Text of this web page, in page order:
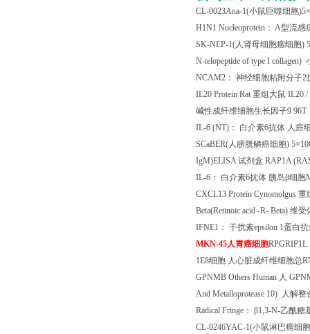
CL-0023Ana-1(小鼠巨噬细胞)5×
H1N1 Nucleoprotein ： A型流感
SK-NEP-1(人肾母细胞瘤细胞) 5
N-telopeptide of type I collagen)
NCAM2 ： 神经细胞粘附分子2
IL20 Protein Rat 重组大鼠 IL20 /
碱性成纤维细胞生长因子9 96T
IL-6 (NT) ： 白介素6抗体 人癌
SCaBER(人膀胱鳞癌细胞) 5×
IgM)ELISA试剂盒 RAP1A
IL-6 ： 白介素6抗体 胰岛β细胞
CXCL13 Protein Cynomolgus 重
Beta(Retinoic acid -R- Beta) 维受
IFNE1 ： 干扰素epsilon 1蛋白
MKN-45人胃癌细胞RPGRIP1L
1E8细胞 人心脏成纤维细胞总
GPNMB Others Human 人
And Metalloprotease 10) 人解整
Radical Fringe ： β1,3-N-乙酰糖
CL-0246YAC-1(小鼠淋巴瘤细胞